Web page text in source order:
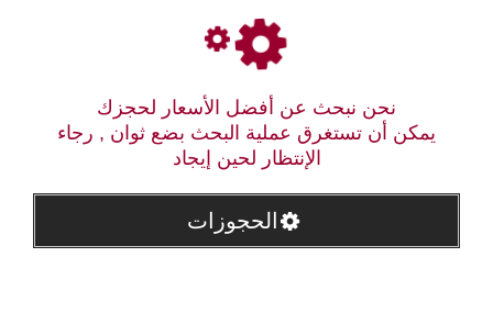
نحن نبحث عن أفضل الأسعار لحجزك
يمكن أن تستغرق عملية البحث بضع ثوان , رجاء
الإنتظار لحين إيجاد
الحجوزات